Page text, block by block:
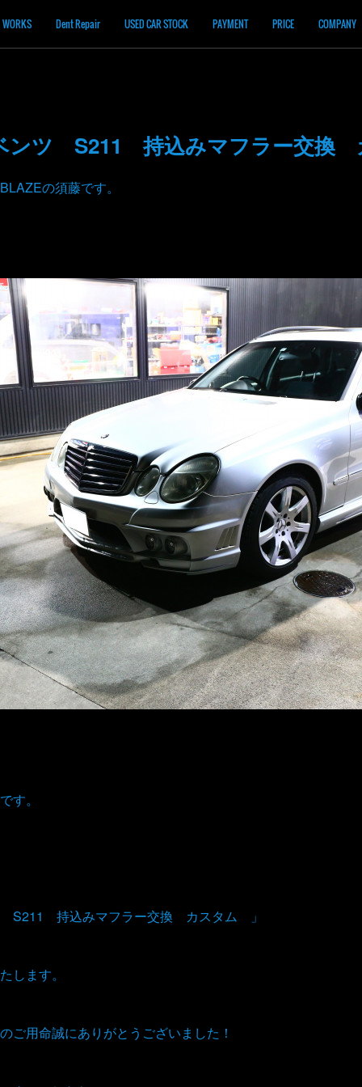
WORKS Dent Repair USED CAR STOCK PAYMENT PRICE COMPANY
ツ S211 持込みマフラー交換
の須藤です。
す。
持込みマフラー交換 カスタム 」
します。
ご用命誠にありがとうございました！